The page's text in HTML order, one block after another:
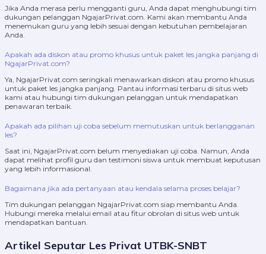
Jika Anda merasa perlu mengganti guru, Anda dapat menghubungi tim
dukungan pelanggan NgajarPrivat.com. Kami akan membantu Anda
menemukan guru yang lebih sesuai dengan kebutuhan pembelajaran
Anda.
Apakah ada diskon atau promo khusus untuk paket les jangka panjang di
NgajarPrivat.com?
Ya, NgajarPrivat.com seringkali menawarkan diskon atau promo khusus
untuk paket les jangka panjang. Pantau informasi terbaru di situs web
kami atau hubungi tim dukungan pelanggan untuk mendapatkan
penawaran terbaik.
Apakah ada pilihan uji coba sebelum memutuskan untuk berlangganan
les?
Saat ini, NgajarPrivat.com belum menyediakan uji coba. Namun, Anda
dapat melihat profil guru dan testimoni siswa untuk membuat keputusan
yang lebih informasional.
Bagaimana jika ada pertanyaan atau kendala selama proses belajar?
Tim dukungan pelanggan NgajarPrivat.com siap membantu Anda.
Hubungi mereka melalui email atau fitur obrolan di situs web untuk
mendapatkan bantuan.
Artikel Seputar Les Privat UTBK-SNBT